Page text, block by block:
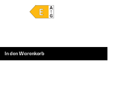
In den Warenkorb